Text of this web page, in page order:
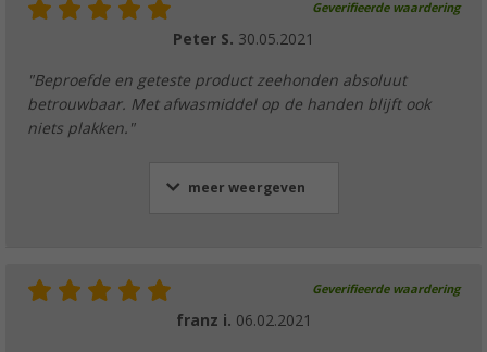
Geverifieerde waardering
Peter S. 30.05.2021
"Beproefde en geteste product zeehonden absoluut
betrouwbaar. Met afwasmiddel op de handen blijft ook
niets plakken."
meer weergeven
Geverifieerde waardering
franz i. 06.02.2021